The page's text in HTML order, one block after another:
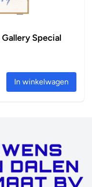
Special
In winkelwagen